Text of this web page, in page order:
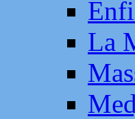
La